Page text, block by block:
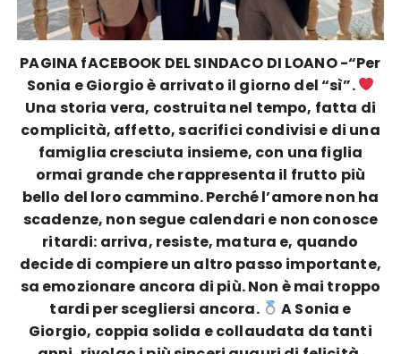
PAGINA fACEBOOK DEL SINDACO DI LOANO -“Per
Sonia e Giorgio è arrivato il giorno del “sì”.
Una storia vera, costruita nel tempo, fatta di
complicità, affetto, sacrifici condivisi e di una
famiglia cresciuta insieme, con una figlia
ormai grande che rappresenta il frutto più
bello del loro cammino. Perché l’amore non ha
scadenze, non segue calendari e non conosce
ritardi: arriva, resiste, matura e, quando
decide di compiere un altro passo importante,
sa emozionare ancora di più. Non è mai troppo
tardi per scegliersi ancora.
A Sonia e
Giorgio, coppia solida e collaudata da tanti